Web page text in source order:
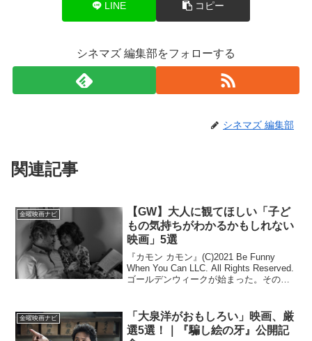
LINE コピー
シネマズ 編集部をフォローする
シネマズ 編集部
関連記事
金曜映画ナビ
【GW】大人に観てほしい「子ど
もの気持ちがわかるかもしれない
映画」5選
『カモン カモン』(C)2021 Be Funny
When You Can LLC. All Rights Reserved.
ゴールデンウィークが始まった。その名
話。今...
金曜映画ナビ
「大泉洋がおもしろい」映画、厳
選5選！｜『騙し絵の牙』公開記